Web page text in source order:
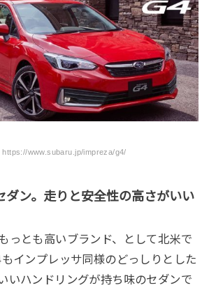
https://www.subaru.jp/impreza/g4/
ダン。走りと安全性の高さがいい
っとも高いブランド、として北米で
インプレッサ同様のどっしりとした
いハンドリングが持ち味のセダンで